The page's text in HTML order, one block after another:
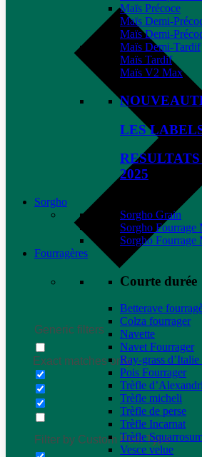
Generic filters
Exact matches only
Filter by Custom Post Type
Maïs Précoce
Maïs Demi-
Maïs Demi-
Maïs Demi-Tardif
Maïs Tardif
Maïs V2 Max
LES
2025
Sorgho
Sorgho Grain
Sorgho Fourrage
Sorgho Fourrage
Fourragères
Courte durée
Betterave
Colza fourrager
Navette
Navet Fourrager
Ray-grass
Pois Fourrager
Trèfle
Trèfle micheli
Trèfle de perse
Trèfle Incarnat
Trèfle
Vesce velue